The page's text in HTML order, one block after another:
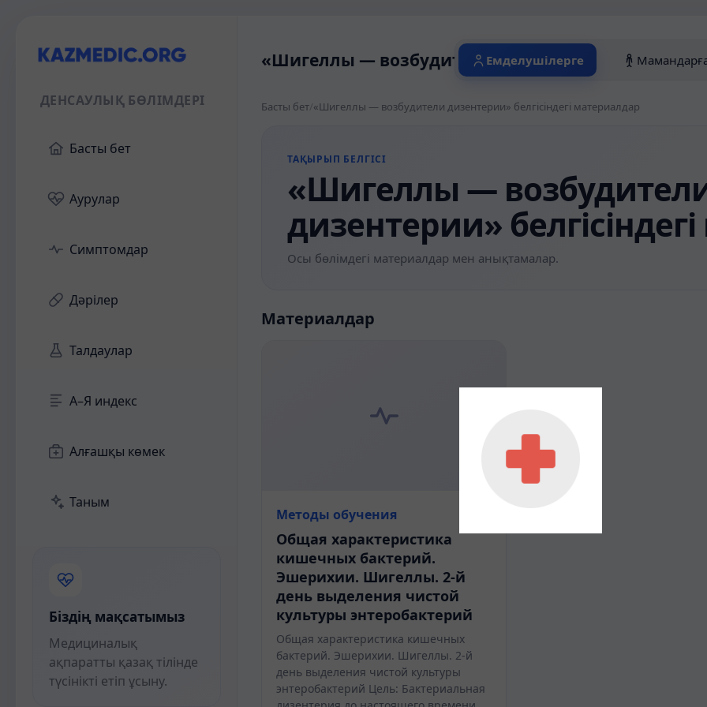
ДЕНСАУЛЫҚ БӨЛІМДЕРІ
Басты бет
Аурулар
Симптомдар
Дәрілер
Талдаулар
А–Я индекс
Алғашқы көмек
Таным
Біздің мақсатымыз
Медициналық
ақпаратты қазақ тілінде
түсінікті етіп ұсыну.
«Шигеллы — возбудители дизентерии»
Емделушілерге
Басты бет/«Шигеллы — возбудители дизентерии» белгісіндегі материалдар
ТАҚЫРЫП БЕЛГІСІ
«Шигеллы —
дизентерии»
Осы бөлімдегі материалдар мен анықтамалар.
Материалдар
Методы обучения
Общая характеристика
кишечных бактерий.
Эшерихии. Шигеллы. 2-й
день выделения чистой
культуры энтеробактерий
Общая характеристика кишечных
бактерий. Эшерихии. Шигеллы. 2-й
день выделения чистой культуры
энтеробактерий Цель: Бактериальная